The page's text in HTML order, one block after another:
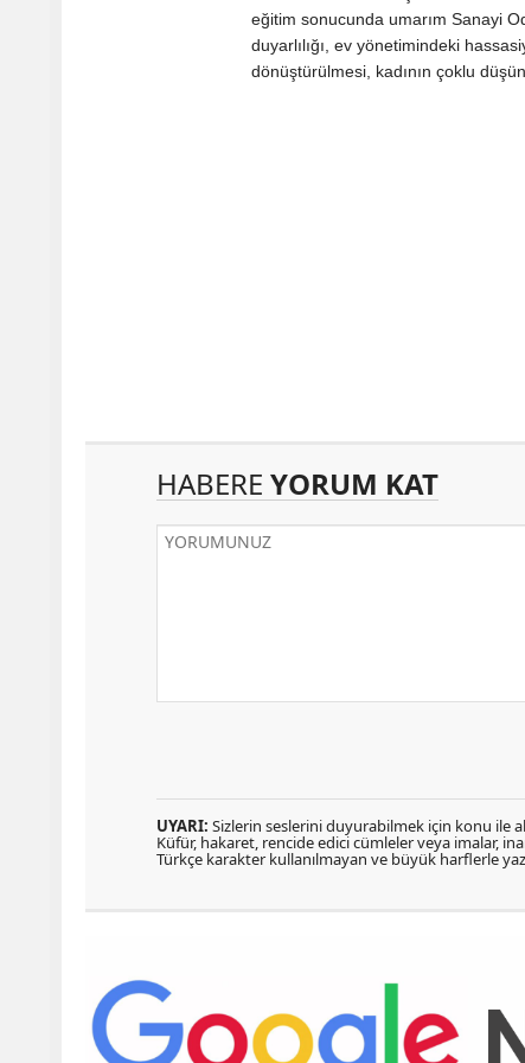
eğitim sonucunda umarım Sanayi
duyarlılığı, ev yönetimindeki
dönüştürülmesi, kadının çoklu
HABERE YORUM KAT
UYARI: Sizlerin seslerini duyurabilmek için konu ile
Küfür, hakaret, rencide edici cümleler veya imalar,
Türkçe karakter kullanılmayan ve büyük harflerle